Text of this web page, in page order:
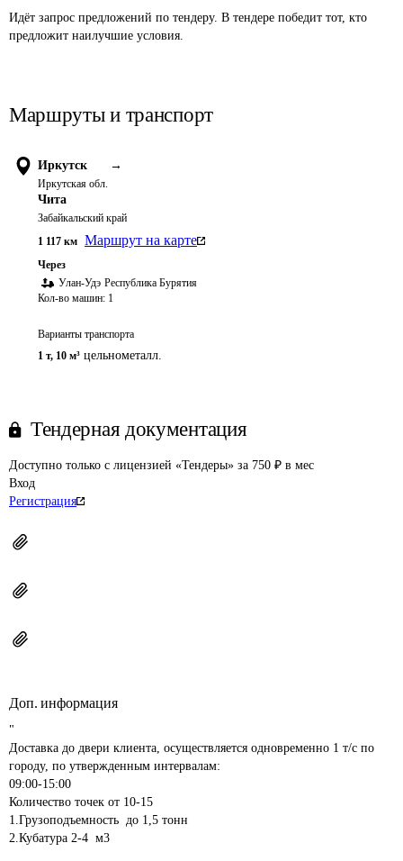
Идёт запрос предложений по тендеру. В тендере победит тот, кто
предложит наилучшие условия.
Маршруты и транспорт
Иркутск →
Иркутская обл.
Чита
Забайкальский край
1 117 км Маршрут на карте
Через
Улан-Удэ Республика Бурятия
Кол-во машин: 1
Варианты транспорта
1 т, 10 м³ цельнометалл.
Тендерная документация
Доступно только с лицензией «Тендеры» за 750 ₽ в мес
Вход
Регистрация
Доп. информация
"
Доставка до двери клиента, осуществляется одновременно 1 т/с по
городу, по утвержденным интервалам:
09:00-15:00
Количество точек от 10-15
1.Грузоподъемность  до 1,5 тонн